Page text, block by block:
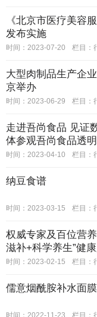
《北京市医疗美容
发布实施
时间：2023-07-20 栏目：
大型肉制品生产企
京举办
时间：2023-06-29 栏目：
走进吾尚食品 见
体参观吾尚食品透
时间：2023-04-10 栏目：
纳豆食谱
时间：2023-03-15 栏目：
权威专家及百位营
滋补+科学养生”健
时间：2023-02-15 栏目：
儒意烟酰胺补水面
时间：2022-11-23 栏目：